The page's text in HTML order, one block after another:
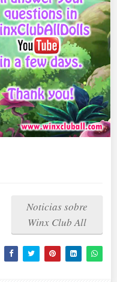
Noticias sobre
Winx Club All